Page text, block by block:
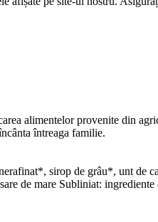
alimentelor provenite din
întreaga familie.
sirop de grâu*, unt de
de mare Subliniat: